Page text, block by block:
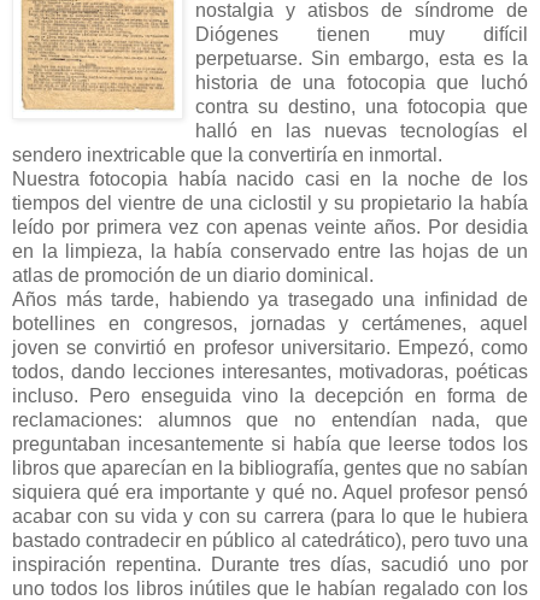
nostalgia y atisbos de síndrome de
Diógenes tienen muy difícil
perpetuarse. Sin embargo, esta es la
historia de una fotocopia que luchó
contra su destino, una fotocopia que
halló en las nuevas tecnologías el
sendero inextricable que la convertiría en inmortal.
Nuestra fotocopia había nacido casi en la noche de los
tiempos del vientre de una ciclostil y su propietario la había
leído por primera vez con apenas veinte años. Por desidia
en la limpieza, la había conservado entre las hojas de un
atlas de promoción de un diario dominical.
Años más tarde, habiendo ya trasegado una infinidad de
botellines en congresos, jornadas y certámenes, aquel
joven se convirtió en profesor universitario. Empezó, como
todos, dando lecciones interesantes, motivadoras, poéticas
incluso. Pero enseguida vino la decepción en forma de
reclamaciones: alumnos que no entendían nada, que
preguntaban incesantemente si había que leerse todos los
libros que aparecían en la bibliografía, gentes que no sabían
siquiera qué era importante y qué no. Aquel profesor pensó
acabar con su vida y con su carrera (para lo que le hubiera
bastado contradecir en público al catedrático), pero tuvo una
inspiración repentina. Durante tres días, sacudió uno por
uno todos los libros inútiles que le habían regalado con los